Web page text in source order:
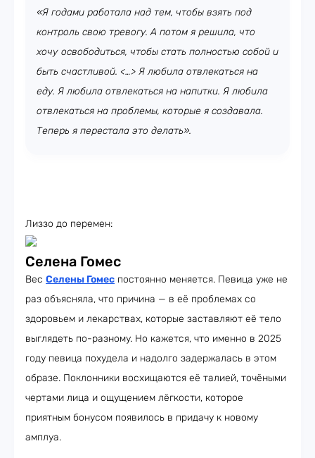
«Я годами работала над тем, чтобы взять под
контроль свою тревогу. А потом я решила, что
хочу освободиться, чтобы стать полностью собой и
быть счастливой. <…> Я любила отвлекаться на
еду. Я любила отвлекаться на напитки. Я любила
отвлекаться на проблемы, которые я создавала.
Теперь я перестала это делать».
Лиззо до перемен:
Селена Гомес
Вес Селены Гомес постоянно меняется. Певица уже не
раз объясняла, что причина — в её проблемах со
здоровьем и лекарствах, которые заставляют её тело
выглядеть по-разному. Но кажется, что именно в 2025
году певица похудела и надолго задержалась в этом
образе. Поклонники восхищаются её талией, точёными
чертами лица и ощущением лёгкости, которое
приятным бонусом появилось в придачу к новому
амплуа.